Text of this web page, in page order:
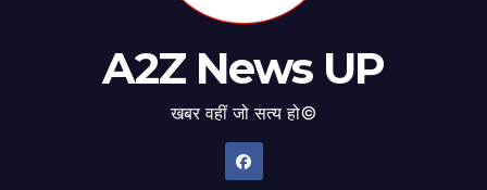
A2Z News UP
खबर वहीं जो सत्य हो©